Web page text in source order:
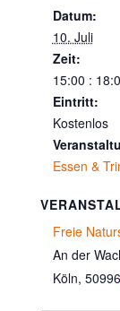
Datum:
10. Juli
Zeit:
15:00 :
Eintritt:
Kostenlos
Essen &
Freie
An der
Köln, 50996